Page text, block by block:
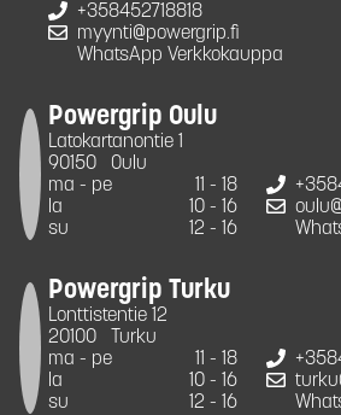
+358452718818
myynti@powergrip.fi
WhatsApp Verkkokauppa
Powergrip Oulu
Latokartanontie 1
90150
Oulu
ma - pe
11 - 18
la
10 - 16
su
12 - 16
Powergrip Turku
Lonttistentie 12
20100
Turku
ma - pe
11 - 18
la
10 - 16
su
12 - 16